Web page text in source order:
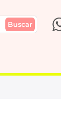
Buscar